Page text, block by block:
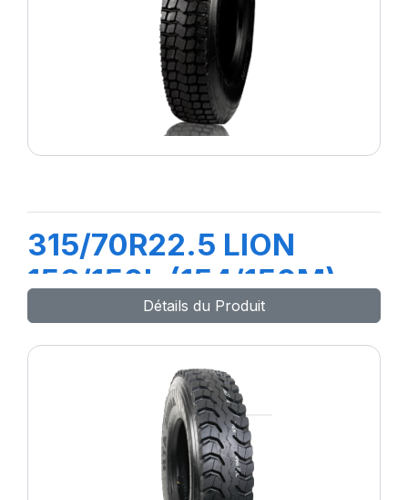
315/70R22.5 LION
156/150L (154/150M)
Détails du Produit